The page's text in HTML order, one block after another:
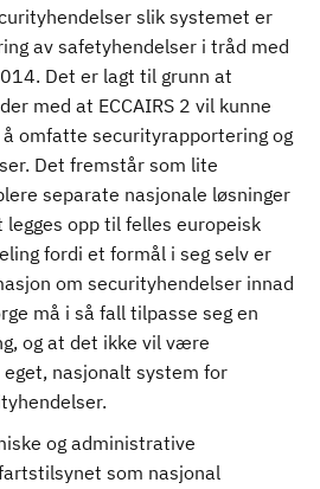
slik systemet er
av safetyhendelser i tråd med
Det er lagt til grunn at
med at ECCAIRS 2 vil kunne
omfatte securityrapportering og
Det fremstår som lite
separate nasjonale løsninger
opp til felles europeisk
fordi et formål i seg selv er
om securityhendelser innad
må i så fall tilpasse seg en
og at det ikke vil være
nasjonalt system for
og administrative
som nasjonal